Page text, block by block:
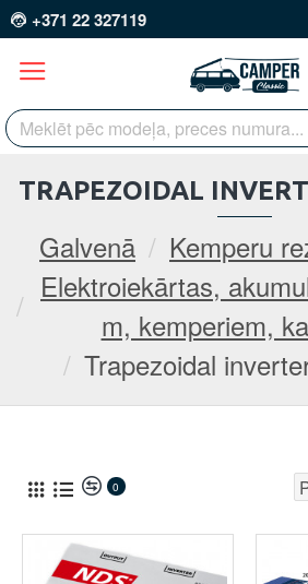
+371 22 327119
Galvenā
Kemperu
Elektroiekārtas,
m, kemperiem,
Trapezoidal
TRAPEZOIDAL
0